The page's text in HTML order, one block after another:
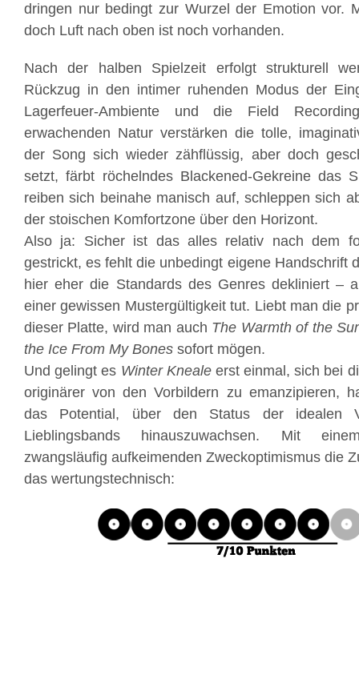
dringen nur bedingt zur Wurzel der Emotion vor.
doch Luft nach oben ist noch vorhanden.
Nach der halben Spielzeit erfolgt strukturell
Rückzug in den intimer ruhenden Modus der
Lagerfeuer-Ambiente und die Field
erwachenden Natur verstärken die tolle,
der Song sich wieder zähflüssig, aber doch
setzt, färbt röchelndes Blackened-Gekreine das
reiben sich beinahe manisch auf, schleppen sich
der stoischen Komfortzone über den Horizont.
Also ja: Sicher ist das alles relativ nach dem
gestrickt, es fehlt die unbedingt eigene Handschrift
hier eher die Standards des Genres dekliniert –
einer gewissen Mustergültigkeit tut. Liebt man die
dieser Platte, wird man auch The Warmth of the
the Ice From My Bones sofort mögen.
Und gelingt es Winter Knealeerst einmal, sich bei
originärer von den Vorbildern zu emanzipieren,
das Potential, über den Status der idealen
Lieblingsbands hinauszuwachsen. Mit
zwangsläufig aufkeimenden Zweckoptimismus die
das wertungstechnisch: